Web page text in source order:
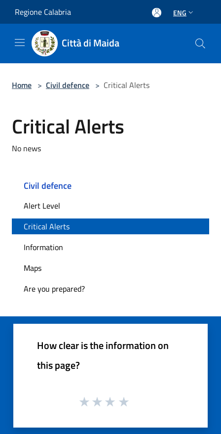
Regione Calabria ENG
Città di Maida
Home > Civil defence > Critical Alerts
Critical Alerts
No news
Civil defence
Alert Level
Critical Alerts
Information
Maps
Are you prepared?
How clear is the information on
this page?